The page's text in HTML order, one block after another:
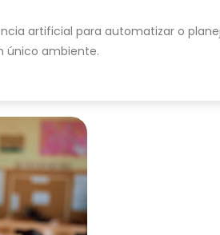
artificial para automatizar o
único ambiente.